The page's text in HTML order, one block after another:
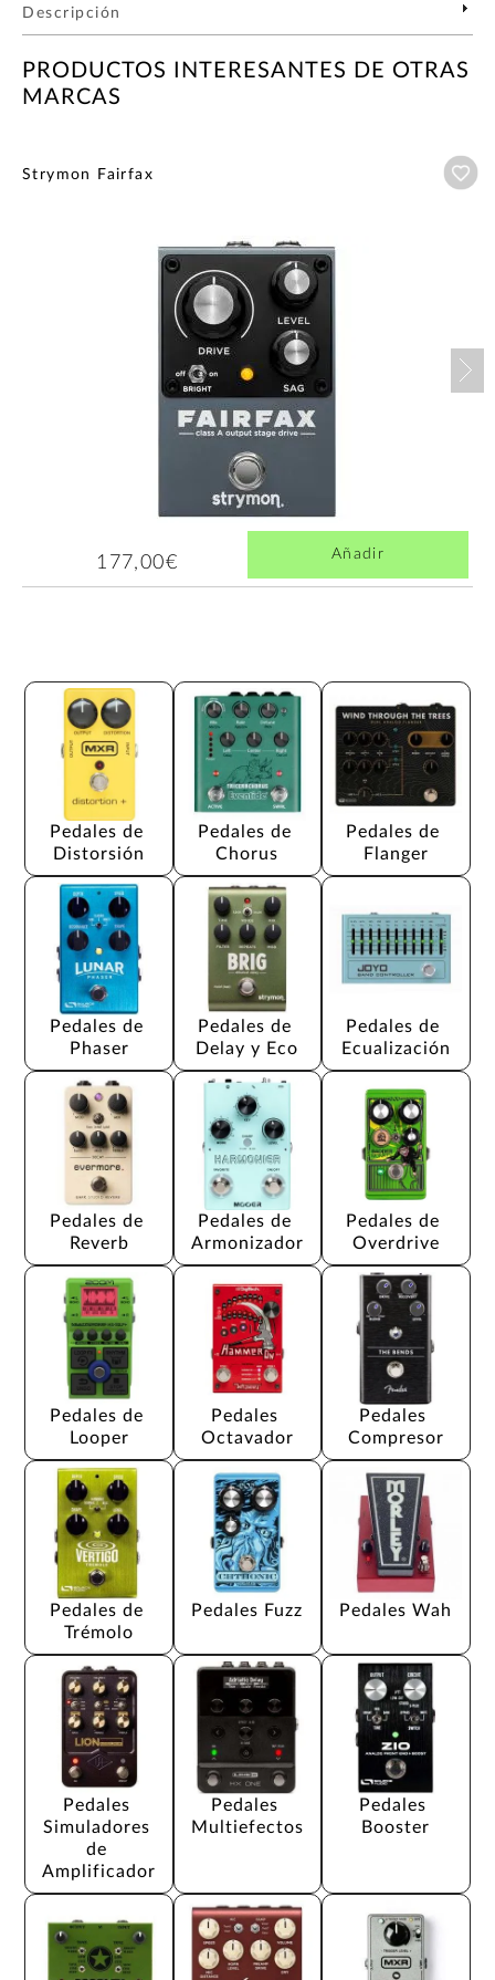
Descripción
PRODUCTOS INTERESANTES DE OTRAS
MARCAS
Strymon Fairfax
177,00€ Añadir
Pedales de
Distorsión
Pedales de
Chorus
Pedales de
Flanger
Pedales de
Phaser
Pedales de
Delay y Eco
Pedales de
Ecualización
Pedales de
Reverb
Pedales de
Armonizador
Pedales de
Overdrive
Pedales de
Looper
Pedales
Octavador
Pedales
Compresor
Pedales de
Trémolo
Pedales Fuzz Pedales Wah
Pedales
Simuladores
de
Amplificador
Pedales
Multiefectos
Pedales
Booster